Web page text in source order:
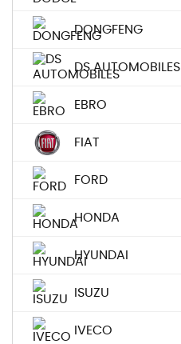
DONGFENG
DS AUTOMOBILES
EBRO
FIAT
FORD
HONDA
HYUNDAI
ISUZU
IVECO